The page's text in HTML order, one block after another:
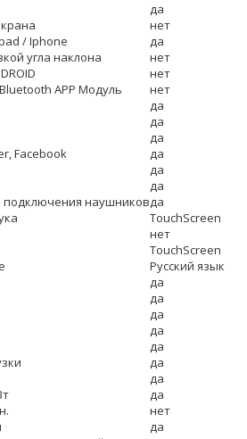
да
нет
/ Iphone
да
угла наклона
нет
нет
APP Модуль
нет
да
да
да
Facebook
да
да
да
подключения наушниковда
TouchScreen
нет
TouchScreen
Русский язык
да
да
да
да
да
да
да
да
нет
да